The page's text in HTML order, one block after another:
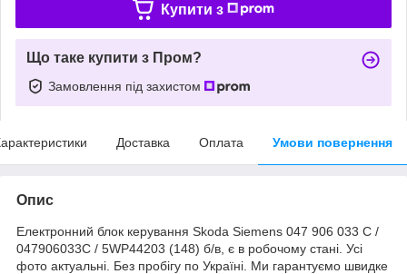
Купити з
Що таке купити з Пром?
Замовлення під захистом
Доставка Оплата Умови повернення
Опис
Електронний блок керування Skoda Siemens 047 906 033 C /
047906033C / 5WP44203 (148) б/в, є в робочому стані. Усі
фото актуальні. Без пробігу по Україні. Ми гарантуємо швидке